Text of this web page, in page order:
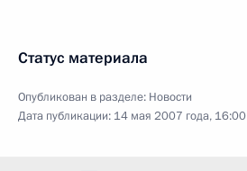
Статус материала
Опубликован в разделе: Новости
Дата публикации: 14 мая 2007 года, 16:00